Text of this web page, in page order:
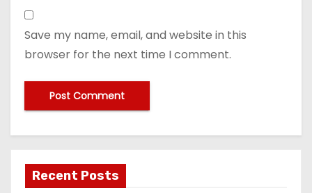
Save my name, email, and website in this
browser for the next time I comment.
Recent Posts